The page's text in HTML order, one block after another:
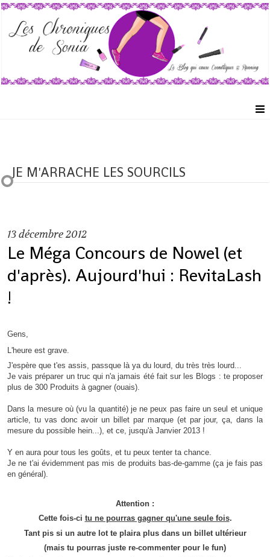
JE M'ARRACHE LES SOURCILS
13décembre 2012
Le Méga Concours de Nowel (et
d'après). Aujourd'hui : RevitaLash
!
Gens,
L'heure est grave.
J'espère que t'es assis, passque là ya du lourd, du très très lourd...
Je vais préparer un truc qui n'a jamais été fait sur les Blogs : te proposer
plus de 300 Produits à gagner (ouais).
Dans la mesure où (vu la quantité) je ne peux pas faire un seul et unique
article, tu vas donc avoir un billet par marque (et par jour, ça, dans la
mesure du possible hein...), et ce, jusqu'à Janvier 2013 !
Y en aura pour tous les goûts, et tu peux tenter ta chance.
Je ne t'ai évidemment pas mis de produits bas-de-gamme (ça je fais pas
en général).
Attention :
Cette fois-ci tu ne pourras gagner qu'une seule fois.
Tant pis si un autre lot te plaira plus dans un billet ultérieur
(mais tu pourras juste re-commenter pour le fun)